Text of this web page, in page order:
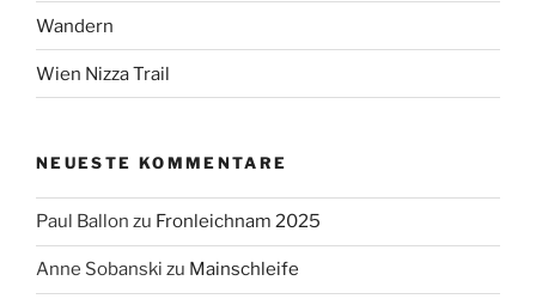
Wandern
Wien Nizza Trail
NEUESTE KOMMENTARE
Paul Ballon zu Fronleichnam 2025
Anne Sobanski zu Mainschleife